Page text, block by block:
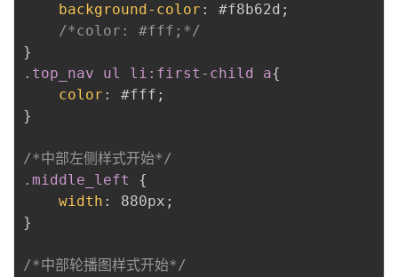
background-color : #f8b62d ;
/*color: #fff;*/
}
.top_nav ul li:first-child a{
color : #fff ;
}
/*中部左侧样式开始*/
.middle_left
{
width : 880px ;
}
/*中部轮播图样式开始*/